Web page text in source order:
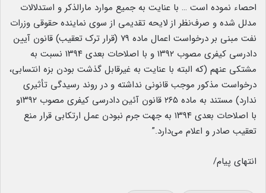
احصاء نموده است … با عنایت به جمیع موارد مارالذکر و استدلالات
مدلل شده و صرف‌نظر از لایحه تقدیمی از سوی نماینده حقوقی وزرات
نفت مبنی بر درخواست اعمال ماده ۷۹ (قرار ترک تعقیب) قانون آیین
دادرسی کیفری مصوب ۱۳۹۲ و با اصلاحات بعدی ۱۳۹۴ نسبت به
مشتکی عنهم (که البته با عنایت به غیرقابل گذشت بودن بزه انتسابی،
درخواست مذکور موجب قانونی نداشته و در روند رسیدگی تأثیری
ندارد) مستند به ماده ۲۶۵ قانون آئین دادرسی کیفری مصوب ۱۳۹۲و
با اصلاحات بعدی ۱۳۹۴ به جهت جرم نبودن عمل ارتکابی قرار منع
تعقیب صادر و اعلام می‌دارد.”
انتهای پیام/